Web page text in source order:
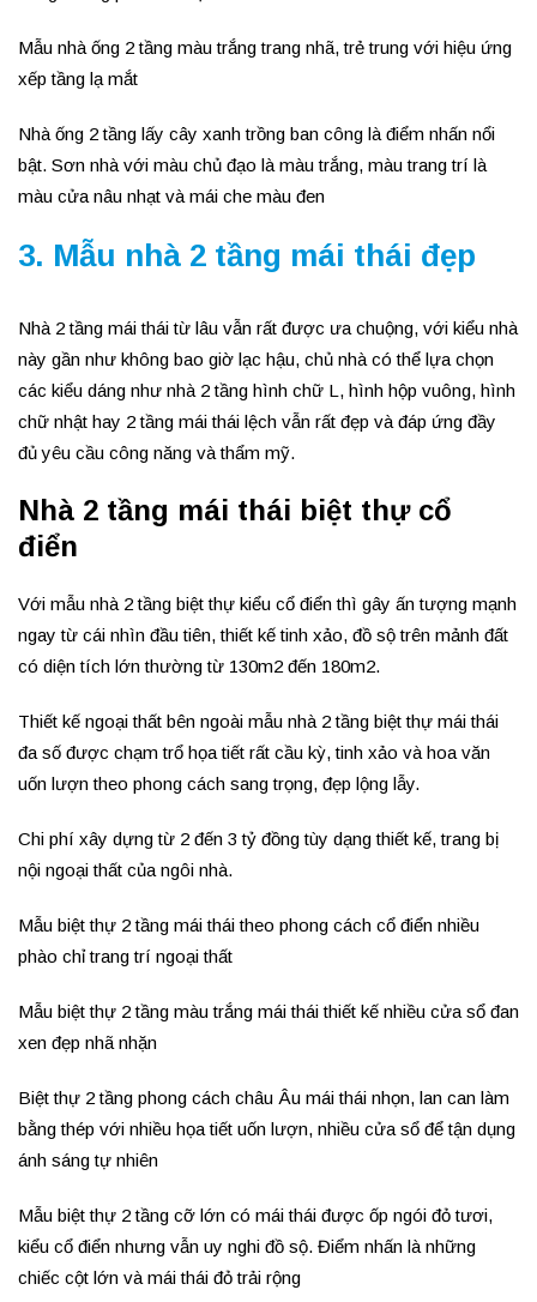
Mẫu nhà ống 2 tầng màu trắng trang nhã, trẻ trung với hiệu ứng
xếp tầng lạ mắt
Nhà ống 2 tầng lấy cây xanh trồng ban công là điểm nhấn nổi
bật. Sơn nhà với màu chủ đạo là màu trắng, màu trang trí là
màu cửa nâu nhạt và mái che màu đen
3. Mẫu nhà 2 tầng mái thái đẹp
Nhà 2 tầng mái thái từ lâu vẫn rất được ưa chuộng, với kiểu nhà
này gần như không bao giờ lạc hậu, chủ nhà có thể lựa chọn
các kiểu dáng như nhà 2 tầng hình chữ L, hình hộp vuông, hình
chữ nhật hay 2 tầng mái thái lệch vẫn rất đẹp và đáp ứng đầy
đủ yêu cầu công năng và thẩm mỹ.
Nhà 2 tầng mái thái biệt thự cổ
điển
Với mẫu nhà 2 tầng biệt thự kiểu cổ điển thì gây ấn tượng mạnh
ngay từ cái nhìn đầu tiên, thiết kế tinh xảo, đồ sộ trên mảnh đất
có diện tích lớn thường từ 130m2 đến 180m2.
Thiết kế ngoại thất bên ngoài mẫu nhà 2 tầng biệt thự mái thái
đa số được chạm trổ họa tiết rất cầu kỳ, tinh xảo và hoa văn
uốn lượn theo phong cách sang trọng, đẹp lộng lẫy.
Chi phí xây dựng từ 2 đến 3 tỷ đồng tùy dạng thiết kế, trang bị
nội ngoại thất của ngôi nhà.
Mẫu biệt thự 2 tầng mái thái theo phong cách cổ điển nhiều
phào chỉ trang trí ngoại thất
Mẫu biệt thự 2 tầng màu trắng mái thái thiết kế nhiều cửa sổ đan
xen đẹp nhã nhặn
Biệt thự 2 tầng phong cách châu Âu mái thái nhọn, lan can làm
bằng thép với nhiều họa tiết uốn lượn, nhiều cửa sổ để tận dụng
ánh sáng tự nhiên
Mẫu biệt thự 2 tầng cỡ lớn có mái thái được ốp ngói đỏ tươi,
kiểu cổ điển nhưng vẫn uy nghi đồ sộ. Điểm nhấn là những
chiếc cột lớn và mái thái đỏ trải rộng